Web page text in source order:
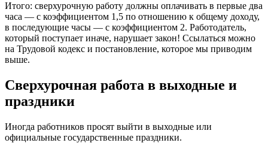
Итого: сверхурочную работу должны оплачивать в первые два
часа — с коэффициентом 1,5 по отношению к общему доходу,
в последующие часы — с коэффициентом 2. Работодатель,
который поступает иначе, нарушает закон! Ссылаться можно
на Трудовой кодекс и постановление, которое мы приводим
выше.
Сверхурочная работа в выходные и
праздники
Иногда работников просят выйти в выходные или
официальные государственные праздники.